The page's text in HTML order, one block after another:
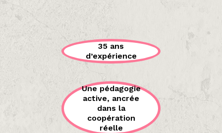
35 ans
d’expérience
Une pédagogie
active, ancrée
dans la
coopération
réelle